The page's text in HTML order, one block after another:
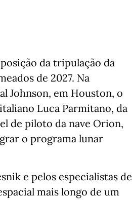
da tripulação da
de 2027. Na
Johnson, em Houston, o
Luca Parmitano, da
de piloto da nave Orion,
o programa lunar
e pelos especialistas de
mais longo de um